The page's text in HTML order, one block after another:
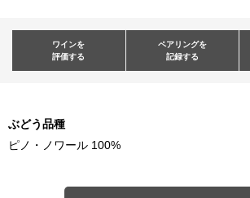
ワインを
評価する
ペアリングを
記録する
ぶどう品種
ピノ・ノワール 100%